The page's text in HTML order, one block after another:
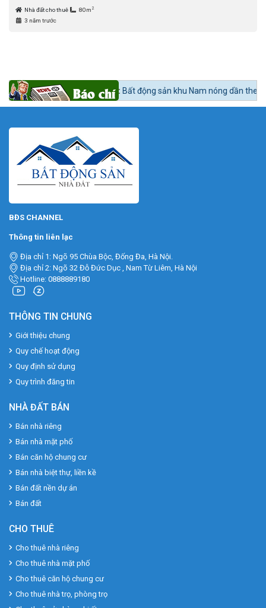
Nhà đất cho thuê 80m 2
3 năm trước
24h BĐS:Bất động sản khu Nam nóng dần theo lộ trình lên quận
BĐS CHANNEL
Thông tin liên lạc
Địa chỉ 1: Ngõ 95 Chùa Bộc, Đống Đa, Hà Nội.
Địa chỉ 2: Ngõ 32 Đỗ Đức Dục , Nam Từ Liêm, Hà Nội
Hotline: 0888889180
THÔNG TIN CHUNG
Giới thiệu chung
Quy chế hoạt động
Quy định sử dụng
Quy trình đăng tin
NHÀ ĐẤT BÁN
Bán nhà riêng
Bán nhà mặt phố
Bán căn hộ chung cư
Bán nhà biệt thự, liền kề
Bán đất nền dự án
Bán đất
CHO THUÊ
Cho thuê nhà riêng
Cho thuê nhà mặt phố
Cho thuê căn hộ chung cư
Cho thuê nhà trọ, phòng trọ